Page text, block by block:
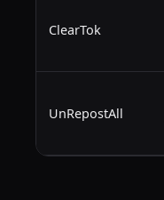
ClearTok
UnRepostAll